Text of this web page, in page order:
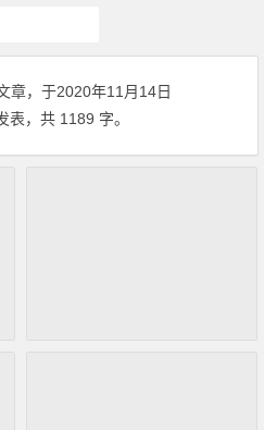
章，于2020年11月14日
表，共 1189 字。